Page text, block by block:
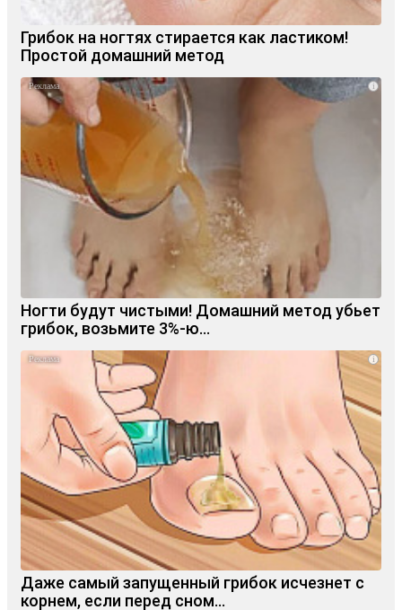
Грибок на ногтях стирается как ластиком!
Простой домашний метод
i
Ногти будут чистыми! Домашний метод убьет
грибок, возьмите 3%-ю…
i
Даже самый запущенный грибок исчезнет с
корнем, если перед сном…